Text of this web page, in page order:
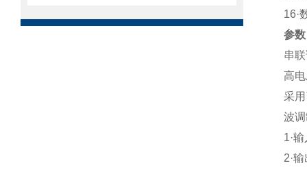
16·
参数
串
高
采
波
1·
2·